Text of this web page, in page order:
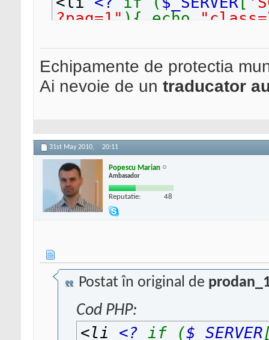
?pag=1" ){ echo
Echipamente de protectia
Ai nevoie de un traducator
31st May 2010, 20:11
Popescu Marian
Ambasador
Reputatie: 48
Postat în original de
Cod PHP:
<li <? if ($_SERVER